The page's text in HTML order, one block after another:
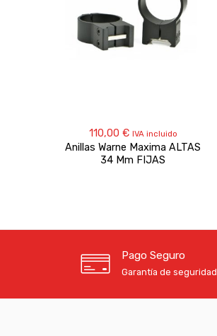
110,00 € IVA incluido
Anillas Warne Maxima ALTAS
34 Mm FIJAS
Pago Seguro
Garantía de seguridad